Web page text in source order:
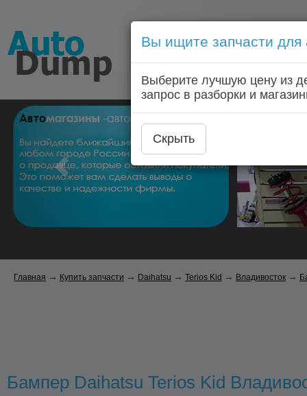
Голосовой запрос
Главная
Главная → Купить запчасти → Daihatsu → Terios Kid → Владивосток →
Бампер Daihatsu Terios Kid
Вы ищите запчасти для
Выберите лучшую цену из
запрос в разборки и
Скрыть